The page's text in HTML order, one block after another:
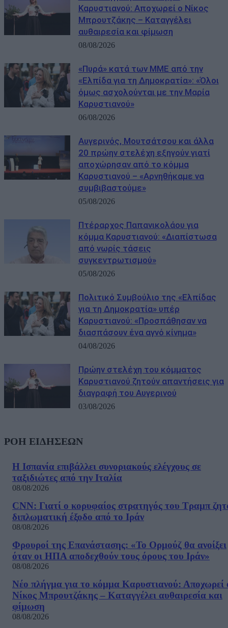
Καρυστιανού: Αποχωρεί ο Νίκος
Μπρουτζάκης – Καταγγέλει
αυθαιρεσία και φίμωση
08/08/2026
«Πυρά» κατά των ΜΜΕ από την
«Ελπίδα για τη Δημοκρατία»: «Όλοι
όμως ασχολούνται με την Μαρία
Καρυστιανού»
06/08/2026
Αυγερινός, Μουτσάτσου και άλλα
20 πρώην στελέχη εξηγούν γιατί
αποχώρησαν από το κόμμα
Καρυστιανού – «Αρνηθήκαμε να
συμβιβαστούμε»
05/08/2026
Πτέραρχος Παπανικολάου για
κόμμα Καρυστιανού: «Διαπίστωσα
από νωρίς τάσεις
συγκεντρωτισμού»
05/08/2026
Πολιτικό Συμβούλιο της «Ελπίδας
για τη Δημοκρατία» υπέρ
Καρυστιανού: «Προσπάθησαν να
διασπάσουν ένα αγνό κίνημα»
04/08/2026
Πρώην στελέχη του κόμματος
Καρυστιανού ζητούν απαντήσεις για
διαγραφή του Αυγερινού
03/08/2026
ΡΟΗ ΕΙΔΗΣΕΩΝ
Η Ισπανία επιβάλλει συνοριακούς ελέγχους σε
ταξιδιώτες από την Ιταλία
08/08/2026
CNN: Γιατί ο κορυφαίος στρατηγός του Τραμπ
διπλωματική έξοδο από το Ιράν
08/08/2026
Φρουροί της Επανάστασης: «Το Ορμούζ θα ανοίξει
όταν οι ΗΠΑ αποδεχθούν τους όρους του Ιράν»
08/08/2026
Νέο πλήγμα για το κόμμα Καρυστιανού: Αποχωρεί
Νίκος Μπρουτζάκης – Καταγγέλει αυθαιρεσία και
φίμωση
08/08/2026